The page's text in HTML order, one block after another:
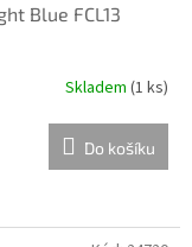
Blue FCL13
Skladem (1 ks)
Do košíku